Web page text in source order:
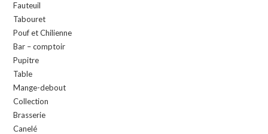
Fauteuil
Tabouret
Pouf et Chilienne
Bar – comptoir
Pupitre
Table
Mange-debout
Collection
Brasserie
Canelé